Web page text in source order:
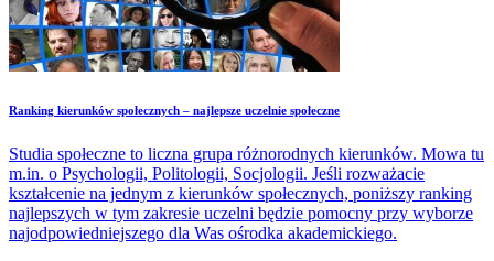
Ranking kierunków społecznych – najlepsze uczelnie społeczne
Studia społeczne to liczna grupa różnorodnych kierunków. Mowa tu
m.in. o Psychologii, Politologii, Socjologii. Jeśli rozważacie
kształcenie na jednym z kierunków społecznych, poniższy ranking
najlepszych w tym zakresie uczelni będzie pomocny przy wyborze
najodpowiedniejszego dla Was ośrodka akademickiego.